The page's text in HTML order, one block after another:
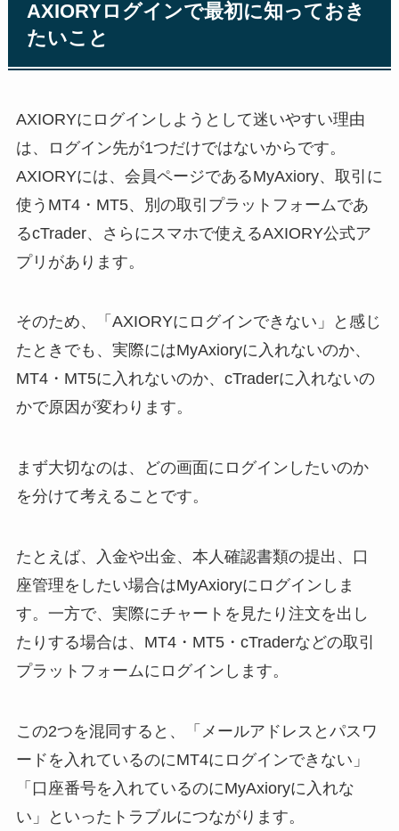
AXIORYログインで最初に知っておき
たいこと
AXIORYにログインしようとして迷いやすい理由
は、ログイン先が1つだけではないからです。
AXIORYには、会員ページであるMyAxiory、取引に
使うMT4・MT5、別の取引プラットフォームであ
るcTrader、さらにスマホで使えるAXIORY公式ア
プリがあります。
そのため、「AXIORYにログインできない」と感じ
たときでも、実際にはMyAxioryに入れないのか、
MT4・MT5に入れないのか、cTraderに入れないの
かで原因が変わります。
まず大切なのは、どの画面にログインしたいのか
を分けて考えることです。
たとえば、入金や出金、本人確認書類の提出、口
座管理をしたい場合はMyAxioryにログインしま
す。一方で、実際にチャートを見たり注文を出し
たりする場合は、MT4・MT5・cTraderなどの取引
プラットフォームにログインします。
この2つを混同すると、「メールアドレスとパスワ
ードを入れているのにMT4にログインできない」
「口座番号を入れているのにMyAxioryに入れな
い」といったトラブルにつながります。